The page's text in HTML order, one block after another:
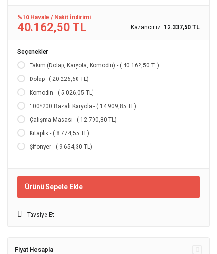
%10 Havale / Nakit İndirimi
40.162,50 TL Kazancınız: 12.337,50 TL
Seçenekler
Takım (Dolap, Karyola, Komodin) - ( 40.162,50 TL)
Dolap - ( 20.226,60 TL)
Komodin - ( 5.026,05 TL)
100*200 Bazalı Karyola - ( 14.909,85 TL)
Çalışma Masası - ( 12.790,80 TL)
Kitaplık - ( 8.774,55 TL)
Şifonyer - ( 9.654,30 TL)
Ürünü Sepete Ekle
Tavsiye Et
Fiyat Hesapla